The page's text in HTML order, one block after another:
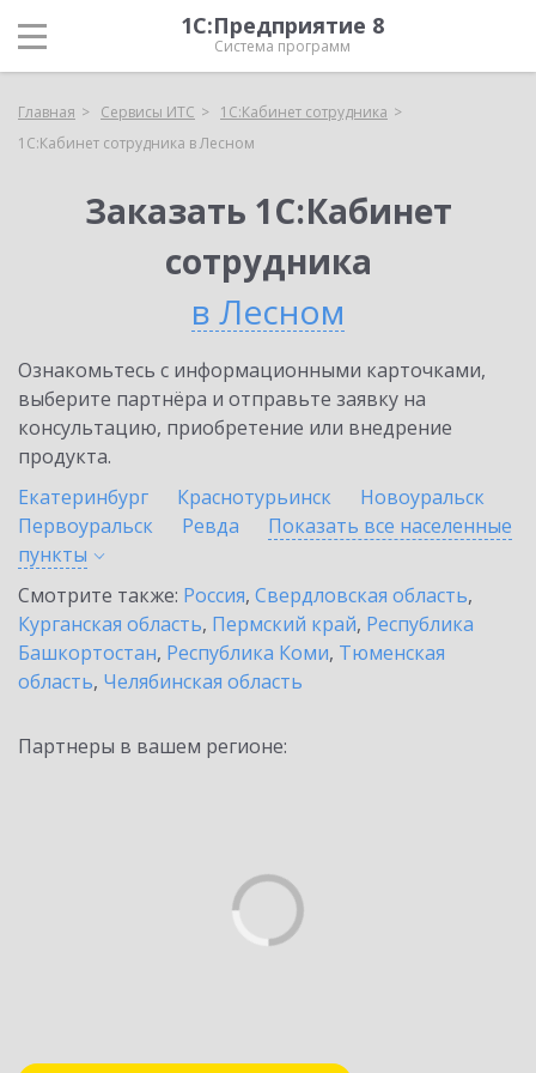
1С:Предприятие 8
Система программ
Главная Сервисы ИТС
1С:Кабинет сотрудника
1С:Кабинет сотрудника в Лесном
Заказать 1С:Кабинет
сотрудника
в Лесном
Ознакомьтесь с информационными карточками,
выберите партнёра и отправьте заявку на
консультацию, приобретение или внедрение
продукта.
Екатеринбург
Краснотурьинск
Новоуральск
Первоуральск
Ревда
Показать все населенные
пункты
Смотрите также: Россия, Свердловская область,
Курганская область, Пермский край, Республика
Башкортостан, Республика Коми, Тюменская
область, Челябинская область
Партнеры в вашем регионе: